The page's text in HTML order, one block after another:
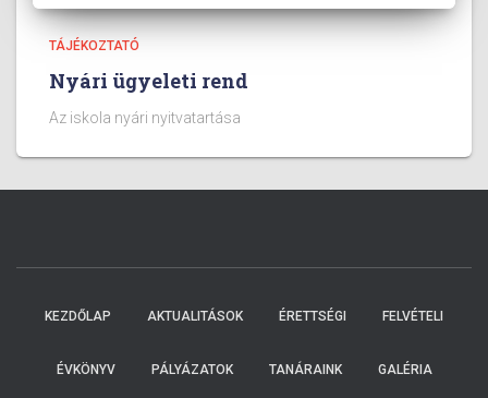
TÁJÉKOZTATÓ
Nyári ügyeleti rend
Az iskola nyári nyitvatartása
KEZDŐLAP AKTUALITÁSOK ÉRETTSÉGI FELVÉTELI
ÉVKÖNYV PÁLYÁZATOK TANÁRAINK GALÉRIA